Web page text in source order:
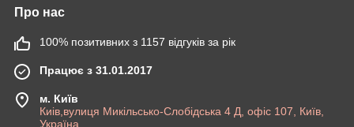
Про нас
100% позитивних з 1157 відгуків за рік
Працює з 31.01.2017
м. Київ
Киів,вулиця Микільсько-Слобідська 4 Д, офіс 107, Київ,
Україна